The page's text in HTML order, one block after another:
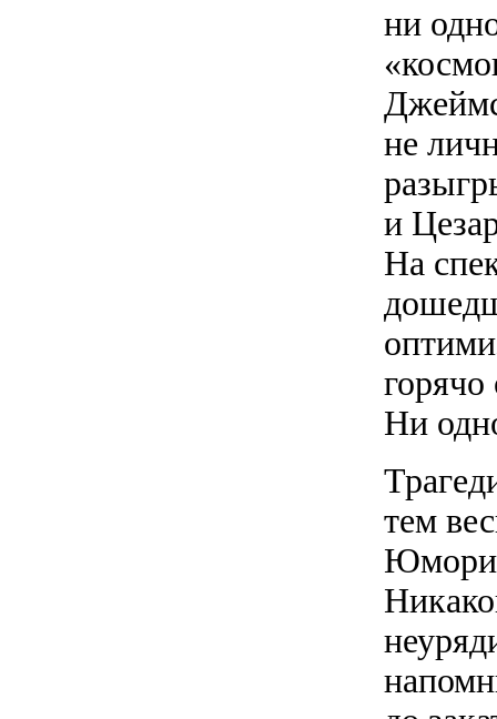
ни
не
и
На
Ни
тем